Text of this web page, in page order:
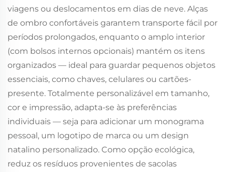
viagens ou deslocamentos em dias de neve. Alças
de ombro confortáveis garantem transporte fácil por
períodos prolongados, enquanto o amplo interior
(com bolsos internos opcionais) mantém os itens
organizados — ideal para guardar pequenos objetos
essenciais, como chaves, celulares ou cartões-
presente. Totalmente personalizável em tamanho,
cor e impressão, adapta-se às preferências
individuais — seja para adicionar um monograma
pessoal, um logotipo de marca ou um design
natalino personalizado. Como opção ecológica,
reduz os resíduos provenientes de sacolas